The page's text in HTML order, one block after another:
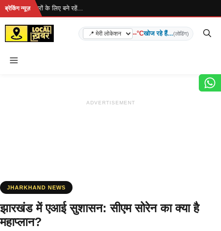
Skip
content
ब्रेकिंग न्यूज़
ताज़ा खबरों के लिए बने रहें...
--°Cखोज रहे हैं...(लोडिंग)
Menu
ADVERTISEMENT
JHARKHAND NEWS
झारखंड में एआई सुशासन: सीएम सोरेन का क्या है
महाप्लान?